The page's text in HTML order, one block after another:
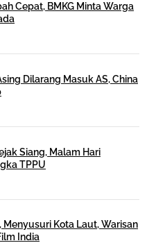
Cepat, BMKG Minta Warga
Dilarang Masuk AS, China
Siang, Malam Hari
TPPU
Kota Laut, Warisan
India